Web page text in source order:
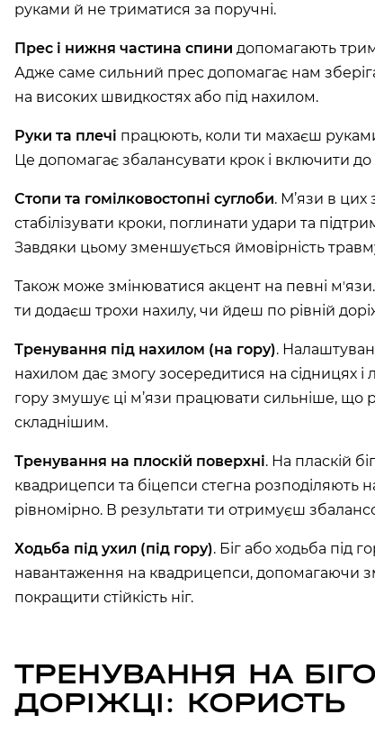
Івано-Франківська
область, Україна
ШЛЯХ»)
руками й не триматися за поручні.
Прес і нижня частина спини допомагають
Адже саме сильний прес допомагає нам
на високих швидкостях або під нахилом.
Руки та плечі працюють, коли ти махаєш руками
Це допомагає збалансувати крок і включити до
Стопи та гомілковостопні суглоби. М’язи в цих
стабілізувати кроки, поглинати удари та
Завдяки цьому зменшується ймовірність
Також може змінюватися акцент на певні
ти додаєш трохи нахилу, чи йдеш по рівній
Тренування під нахилом (на гору).
нахилом дає змогу зосередитися на сідницях і
гору змушує ці м’язи працювати сильніше, що
складнішим.
Тренування на плоскій поверхні. На пласкій
квадрицепси та біцепси стегна розподіляють
рівномірно. В результати ти отримуєш
Ходьба під ухил (під гору). Біг або ходьба під
навантаження на квадрицепси, допомагаючи
покращити стійкість ніг.
ТРЕНУВАННЯ НА
ДОРІЖЦІ: КОРИСТЬ
60 секунд
О 9:00 ми
00
хв
59
сек
Наше право на життя,
та творчість вибороли ті,
свої життя — віддав.